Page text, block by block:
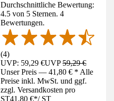
Durchschnittliche Bewertung:
4.5 von 5 Sternen. 4
Bewertungen.
(4)
UVP: 59,29 €UVP59,29 €
Unser Preis — 41,80 € * Alle
Preise inkl. MwSt. und ggf.
zzgl. Versandkosten pro
ST41,80 €*/ ST